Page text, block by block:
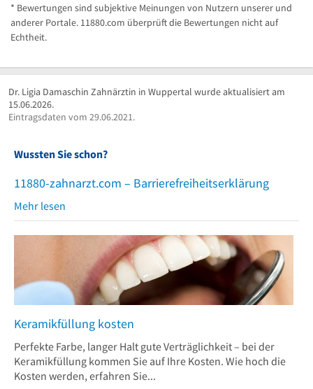
* Bewertungen sind subjektive Meinungen von Nutzern unserer und
anderer Portale. 11880.com überprüft die Bewertungen nicht auf
Echtheit.
Dr. Ligia Damaschin Zahnärztin in Wuppertal wurde aktualisiert am
15.06.2026.
Eintragsdaten vom 29.06.2021.
Wussten Sie schon?
11880-zahnarzt.com – Barrierefreiheitserklärung
Mehr lesen
Keramikfüllung kosten
Perfekte Farbe, langer Halt gute Verträglichkeit – bei der
Keramikfüllung kommen Sie auf Ihre Kosten. Wie hoch die
Kosten werden, erfahren Sie...